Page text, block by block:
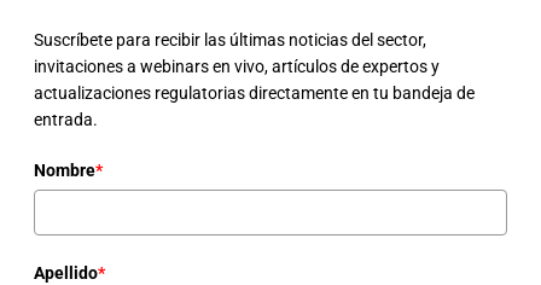
Suscríbete para recibir las últimas noticias del sector,
invitaciones a webinars en vivo, artículos de expertos y
actualizaciones regulatorias directamente en tu bandeja de
entrada.
Nombre*
Apellido*